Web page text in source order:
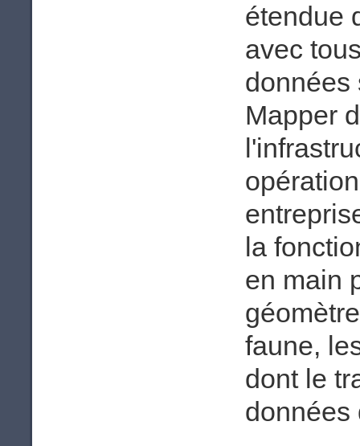
étendue
avec
données
Mapper
la
en main
faune,
dont le
données